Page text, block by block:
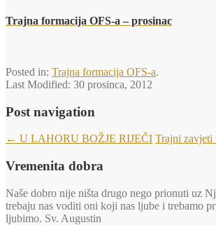
Trajna formacija OFS-a – prosinac
Posted in: Trajna formacija OFS-a.
Last Modified: 30 prosinca, 2012
Post navigation
← U LAHORU BOŽJE RIJEČI Trajni zavjeti
Vremenita dobra
Naše dobro nije ništa drugo nego prionuti uz
trebaju nas voditi oni koji nas ljube i trebamo
ljubimo. Sv. Augustin